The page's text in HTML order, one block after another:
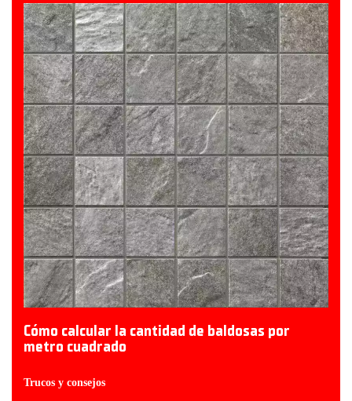
Cómo calcular la cantidad de baldosas por
metro cuadrado
Trucos y consejos